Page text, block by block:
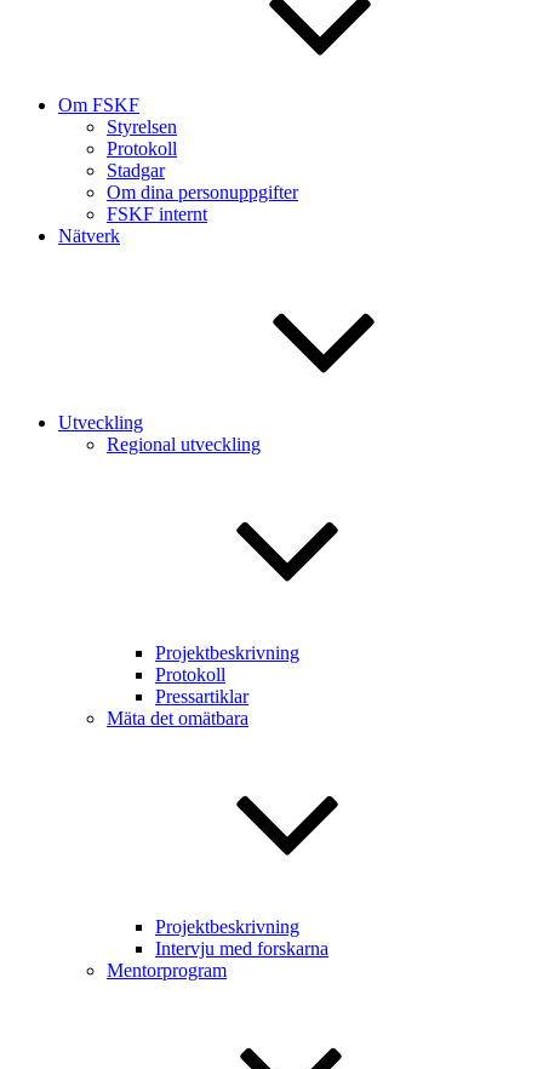
Om FSKF
Styrelsen
Protokoll
Stadgar
Om dina personuppgifter
FSKF internt
Nätverk
Utveckling
Regional utveckling
Projektbeskrivning
Protokoll
Pressartiklar
Mäta det omätbara
Projektbeskrivning
Intervju med forskarna
Mentorprogram